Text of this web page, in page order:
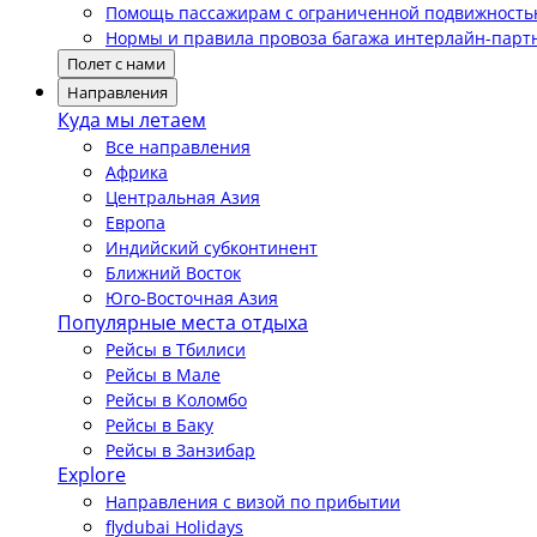
Помощь пассажирам с ограниченной
Нормы и правила провоза багажа интерлайн-
Полет с нами
Направления
Куда мы летаем
Все направления
Африка
Центральная Азия
Европа
Индийский субконтинент
Ближний Восток
Юго-Восточная Азия
Популярные места отдыха
Рейсы в Тбилиси
Рейсы в Мале
Рейсы в Коломбо
Рейсы в Баку
Рейсы в Занзибар
Explore
Направления с визой по прибытии
flydubai Holidays